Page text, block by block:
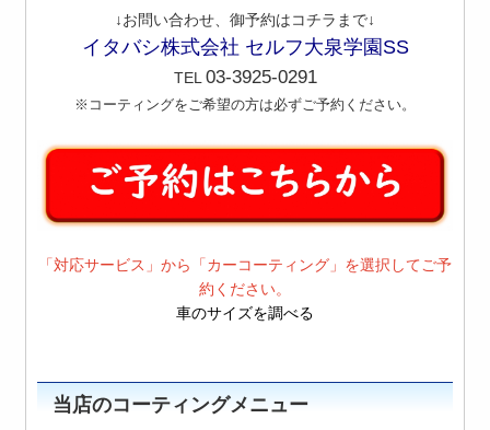
↓お問い合わせ、御予約はコチラまで↓
イタバシ株式会社 セルフ大泉学園SS
TEL03-3925-0291
※コーティングをご希望の方は必ずご予約ください。
「対応サービス」から「カーコーティング」を選択してご予
約ください。
車のサイズを調べる
当店のコーティングメニュー